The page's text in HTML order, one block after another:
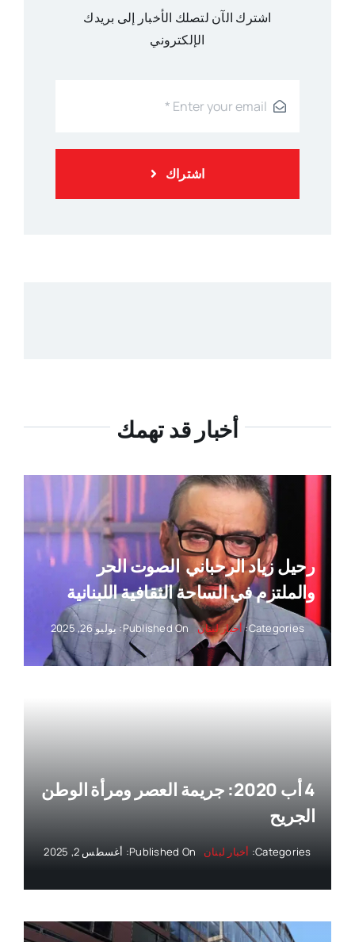
اشترك الآن لتصلك الأخبار إلى بريدك
الإلكتروني
اشتراك
أخبار قد تهمك
رحيل زياد الرحباني ‏ الصوت الحر
والملتزم في الساحة الثقافية اللبنانية
Categories: أخبار لبنان Published On: يوليو 26, 2025
4 أب 2020: جريمة العصر ومرأة الوطن
الجريح
Categories: أخبار لبنان Published On: أغسطس 2, 2025